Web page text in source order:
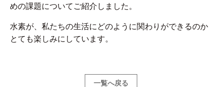
めの課題についてご紹介しました。
水素が、私たちの生活にどのように関わりができるのか
とても楽しみにしています。
一覧へ戻る